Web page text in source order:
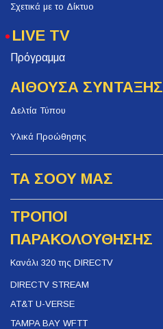
Σχετικά με το Δίκτυο
LIVE TV
Πρόγραμμα
ΑΙΘΟΥΣΑ ΣΥΝΤΑΞΗΣ
Δελτία Τύπου
Υλικά Προώθησης
ΤΑ ΣΟΟΥ ΜΑΣ
ΤΡΟΠΟΙ
ΠΑΡΑΚΟΛΟΥΘΗΣΗΣ
Κανάλι 320 της DIRECTV
DIRECTV STREAM
AT&T U-VERSE
TAMPA BAY WFTT